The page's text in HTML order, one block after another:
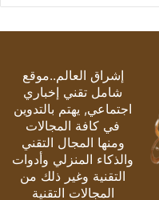
إشراق العالم..موقع
شامل تقني إخباري
اجتماعي, يهتم بالتدوين
في كافة المجالات
ومنها المجال التقني
والذكاء المنزلي وأدوات
التقنية وغير ذلك من
المجالات التقنية